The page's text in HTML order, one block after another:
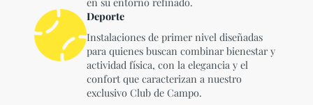
Deporte
Instalaciones de primer nivel diseñadas
para quienes buscan combinar bienestar y
actividad física, con la elegancia y el
confort que caracterizan a nuestro
exclusivo Club de Campo.